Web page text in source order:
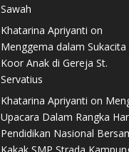
Sawah
Khatarina Apriyanti on
Menggema dalam Sukacita
Koor Anak di Gereja St.
Servatius
Khatarina Apriyanti on
Upacara Dalam Rangka
Pendidikan Nasional